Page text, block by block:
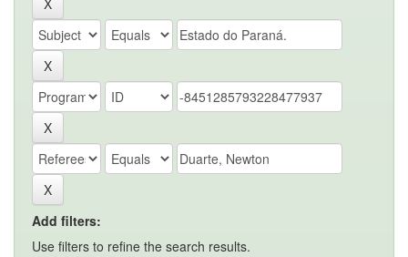
Add filters:
Use filters to refine the search results.